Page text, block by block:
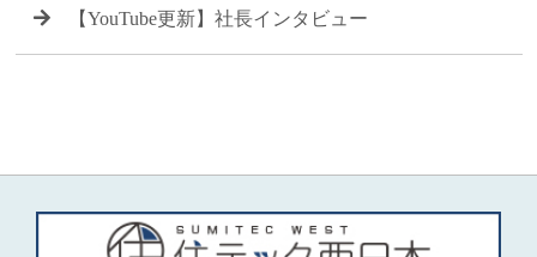
【YouTube更新】社長インタビュー